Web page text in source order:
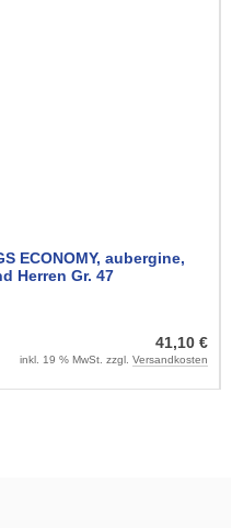
ECONOMY, aubergine,
Herren Gr. 47
41,10 €
inkl. 19 % MwSt. zzgl. Versandkosten